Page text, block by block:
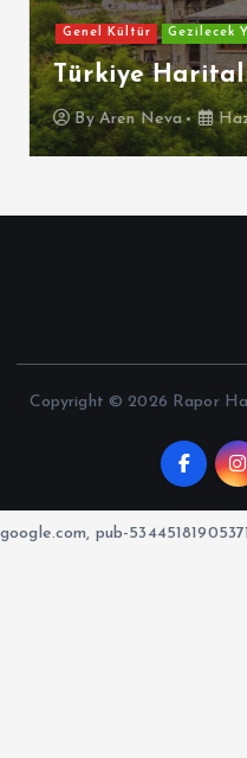
Genel Kültür Gezilecek
Türkiye Haritalı
ByAren Neva
Copyright © 2026 Rapor
google.com, pub-